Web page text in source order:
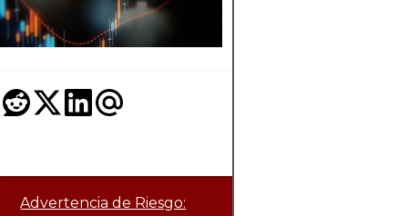
Advertencia de Riesgo: